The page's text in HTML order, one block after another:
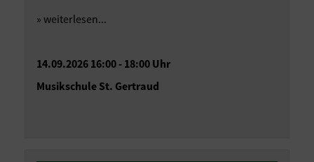
» weiterlesen...
14.09.2026 16:00 - 18:00 Uhr
Musikschule St. Gertraud